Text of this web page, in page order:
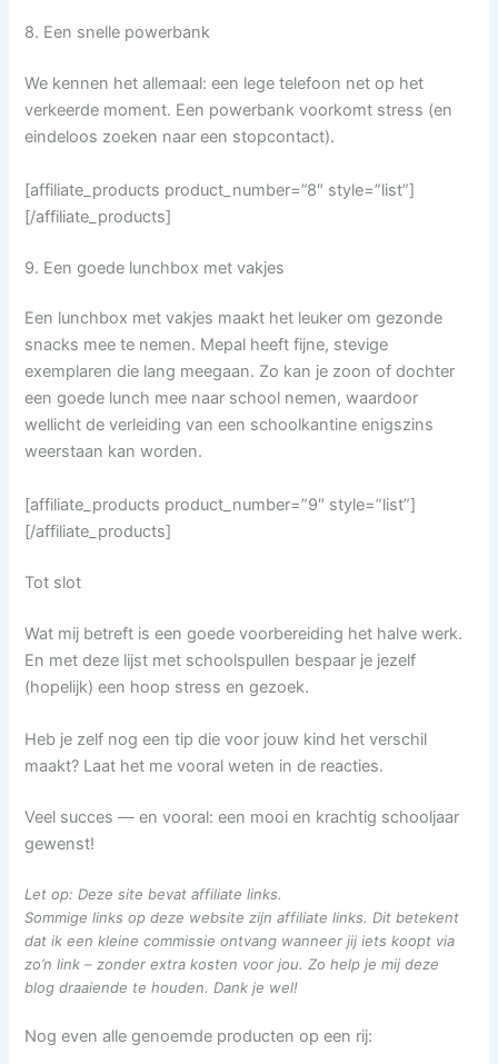
8. Een snelle powerbank
We kennen het allemaal: een lege telefoon net op het
verkeerde moment. Een powerbank voorkomt stress (en
eindeloos zoeken naar een stopcontact).
[affiliate_products product_number=”8″ style=”list”]
[/affiliate_products]
9. Een goede lunchbox met vakjes
Een lunchbox met vakjes maakt het leuker om gezonde
snacks mee te nemen. Mepal heeft fijne, stevige
exemplaren die lang meegaan. Zo kan je zoon of dochter
een goede lunch mee naar school nemen, waardoor
wellicht de verleiding van een schoolkantine enigszins
weerstaan kan worden.
[affiliate_products product_number=”9″ style=”list”]
[/affiliate_products]
Tot slot
Wat mij betreft is een goede voorbereiding het halve werk.
En met deze lijst met schoolspullen bespaar je jezelf
(hopelijk) een hoop stress en gezoek.
Heb je zelf nog een tip die voor jouw kind het verschil
maakt? Laat het me vooral weten in de reacties.
Veel succes — en vooral: een mooi en krachtig schooljaar
gewenst!
Let op: Deze site bevat affiliate links.
Sommige links op deze website zijn affiliate links. Dit betekent
dat ik een kleine commissie ontvang wanneer jij iets koopt via
zo’n link – zonder extra kosten voor jou. Zo help je mij deze
blog draaiende te houden. Dank je wel!
Nog even alle genoemde producten op een rij: